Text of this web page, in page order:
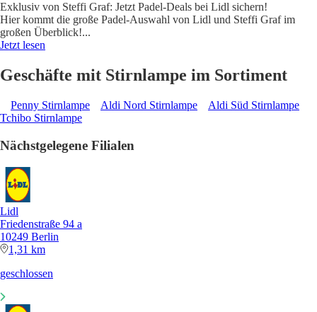
Exklusiv von Steffi Graf: Jetzt Padel-Deals bei Lidl sichern!
Hier kommt die große Padel-Auswahl von Lidl und Steffi Graf im
großen Überblick!...
Jetzt lesen
Geschäfte mit Stirnlampe im Sortiment
Penny Stirnlampe Aldi Nord Stirnlampe
Aldi Süd Stirnlampe
Tchibo Stirnlampe
Nächstgelegene Filialen
Lidl
Friedenstraße 94 a
10249 Berlin
1,31 km
geschlossen